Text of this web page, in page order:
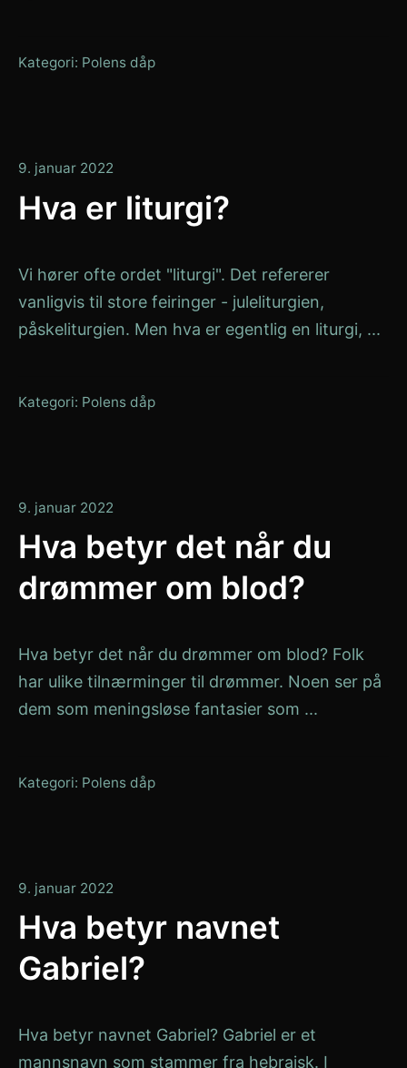
Kategori: Polens dåp
9. januar 2022
januar
2022
Hva er liturgi?
Vi hører ofte ordet "liturgi". Det refererer
vanligvis til store feiringer - juleliturgien,
påskeliturgien. Men hva er egentlig en liturgi, ...
Kategori: Polens dåp
9. januar 2022
2022
Hva betyr det når du
drømmer om blod?
Hva betyr det når du drømmer om blod? Folk
har ulike tilnærminger til drømmer. Noen ser på
dem som meningsløse fantasier som ...
Kategori: Polens dåp
9. januar 2022
2022
Hva betyr navnet
Gabriel?
Hva betyr navnet Gabriel? Gabriel er et
mannsnavn som stammer fra hebraisk. I